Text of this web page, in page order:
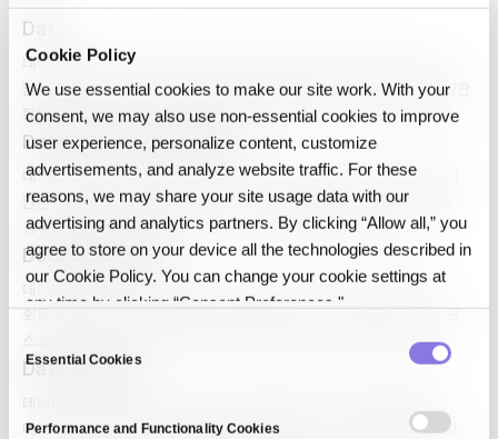
Cookie Policy
We use essential cookies to make our site work. With your
consent, we may also use non‑essential cookies to improve
user experience, personalize content, customize
advertisements, and analyze website traffic. For these
reasons, we may share your site usage data with our
advertising and analytics partners. By clicking “Allow all,” you
agree to store on your device all the technologies described in
our Cookie Policy. You can change your cookie settings at
any time by clicking “Consent Preferences."
Essential Cookies
Performance and Functionality Cookies
Data
데이터(Data)는 사실·통계·측정값·관찰 결과 등 처리·분석될 수 있는
원시 정보를 의미합니다. 숫자, 텍스트, 이미지, 오디오, 비디오 등 다양한
형태를 가지며, 구조화·반구조화·비구조화로 분류됩니다. 데이터는 정보·
지식·지혜의 기초이며, 현대 경제에서 '새로운 석유'로 불릴 만큼 기업과
사회의 가장 중요한 자산 중 하나입니다.
Data Access Decoupling
데이터 액세스 분리(Data Access Decoupling)는 데이터 사용자가
원본 데이터에 직접 접근하지 않고, 거버넌스·보안·프라이버시 계층을
경유해 쿼리·분석만 수행하게 하는 아키텍처 패턴입니다. 분석가는
인사이트를 얻고 민감 데이터는 그대로 보호되며, 데이터 소유자는
활용을 감사할 수 있습니다. 데이터 클린룸, 프라이버시 보호 계산이 구현
수단입니다.
Data Acquisition
데이터 수집(Data Acquisition)은 내부·외부 소스에서 데이터를
획득해 조직의 시스템으로 가져오는 프로세스입니다. 센서·IoT, API, 웹
스크래핑, 서드파티 데이터 마켓, 크라우드소싱, 합성 데이터 생성 등
다양한 방법이 사용됩니다. AI·분석 프로젝트의 출발점이며, 데이터 품질·
Data analysis
데이터 분석(Data Analysis)은 의사결정과 인사이트 도출을 위해
데이터를 검토·정제·변환·모델링하는 과정입니다. 기술 통계, 진단 분석,